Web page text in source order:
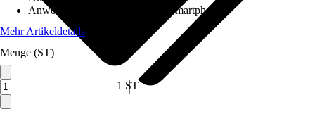
Anwendungsbereich
Antenne, Smartphone
Mehr Artikeldetails
Menge (ST)
1 ST